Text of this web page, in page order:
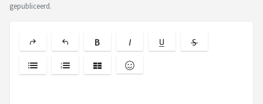
gepubliceerd.